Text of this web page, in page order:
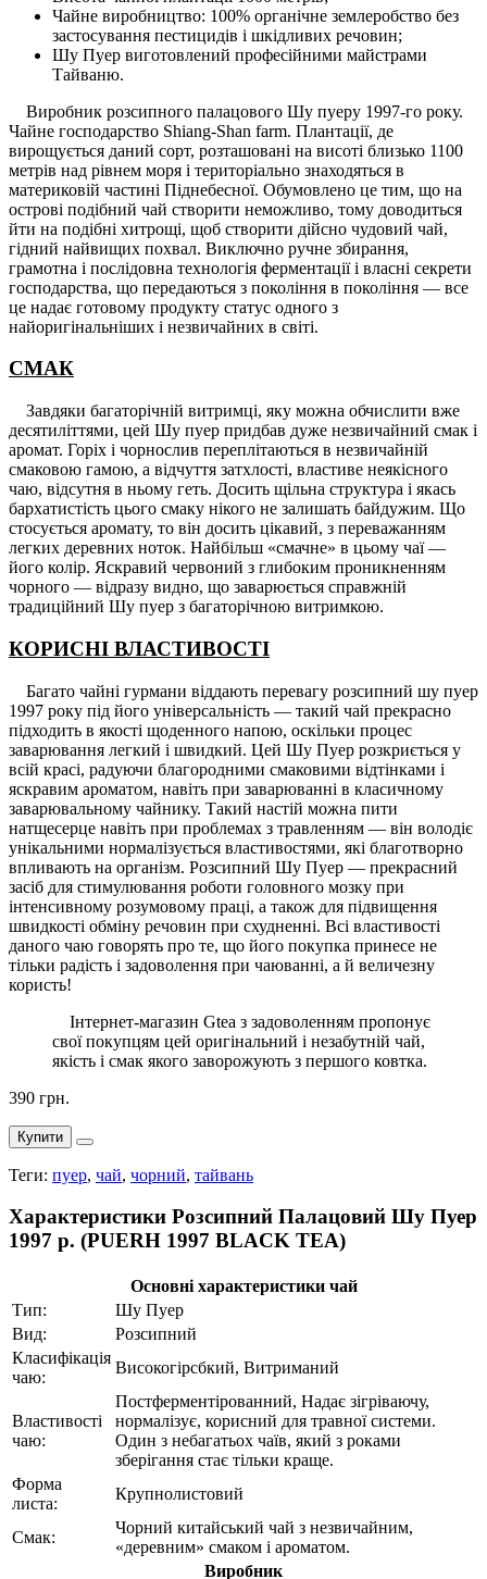
Чайне виробництво: 100% органічне землеробство без
застосування пестицидів і шкідливих речовин;
Шу Пуер виготовлений професійними майстрами
Тайваню.
Виробник розсипного палацового Шу пуеру 1997-го року.
Чайне господарство Shiang-Shan farm. Плантації, де
вирощується даний сорт, розташовані на висоті близько 1100
метрів над рівнем моря і територіально знаходяться в
материковій частині Піднебесної. Обумовлено це тим, що на
острові подібний чай створити неможливо, тому доводиться
йти на подібні хитрощі, щоб створити дійсно чудовий чай,
гідний найвищих похвал. Виключно ручне збирання,
грамотна і послідовна технологія ферментації і власні секрети
господарства, що передаються з покоління в покоління — все
це надає готовому продукту статус одного з
найоригінальніших і незвичайних в світі.
CМАК
Завдяки багаторічній витримці, яку можна обчислити вже
десятиліттями, цей Шу пуер придбав дуже незвичайний смак і
аромат. Горіх і чорнослив переплітаються в незвичайній
смаковою гамою, а відчуття затхлості, властиве неякісного
чаю, відсутня в ньому геть. Досить щільна структура і якась
бархатистість цього смаку нікого не залишать байдужим. Що
стосується аромату, то він досить цікавий, з переважанням
легких деревних ноток. Найбільш «смачне» в цьому чаї —
його колір. Яскравий червоний з глибоким проникненням
чорного — відразу видно, що заварюється справжній
традиційний Шу пуер з багаторічною витримкою.
КОРИСНІ ВЛАСТИВОСТІ
Багато чайні гурмани віддають перевагу розсипний шу пуер
1997 року під його універсальність — такий чай прекрасно
підходить в якості щоденного напою, оскільки процес
заварювання легкий і швидкий. Цей Шу Пуер розкриється у
всій красі, радуючи благородними смаковими відтінками і
яскравим ароматом, навіть при заварюванні в класичному
заварювальному чайнику. Такий настій можна пити
натщесерце навіть при проблемах з травленням — він володіє
унікальними нормалізується властивостями, які благотворно
впливають на організм. Розсипний Шу Пуер — прекрасний
засіб для стимулювання роботи головного мозку при
інтенсивному розумовому праці, а також для підвищення
швидкості обміну речовин при схудненні. Всі властивості
даного чаю говорять про те, що його покупка принесе не
тільки радість і задоволення при чаюванні, а й величезну
користь!
Iнтернет-магазин Gtea з задоволенням пропонує
свої покупцям цей оригінальний і незабутній чай,
якість і смак якого заворожують з першого ковтка.
390 грн.
Купити
Теги: пуер, чай, чорний, тайвань
Характеристики Розсипний Палацовий Шу Пуер
1997 р. (PUERH 1997 BLACK TEA)
Основні характеристики чай
Тип:
Шу Пуер
Вид:
Розсипний
Класифікація
чаю:
Високогірсбкий, Витриманий
Властивості
чаю:
Постферментірованний, Надає зігріваючу,
нормалізує, корисний для травної системи.
Один з небагатьох чаїв, який з роками
зберігання стає тільки краще.
Форма
листа:
Крупнолистовий
Смак:
Чорний китайський чай з незвичайним,
«деревним» смаком і ароматом.
Виробник